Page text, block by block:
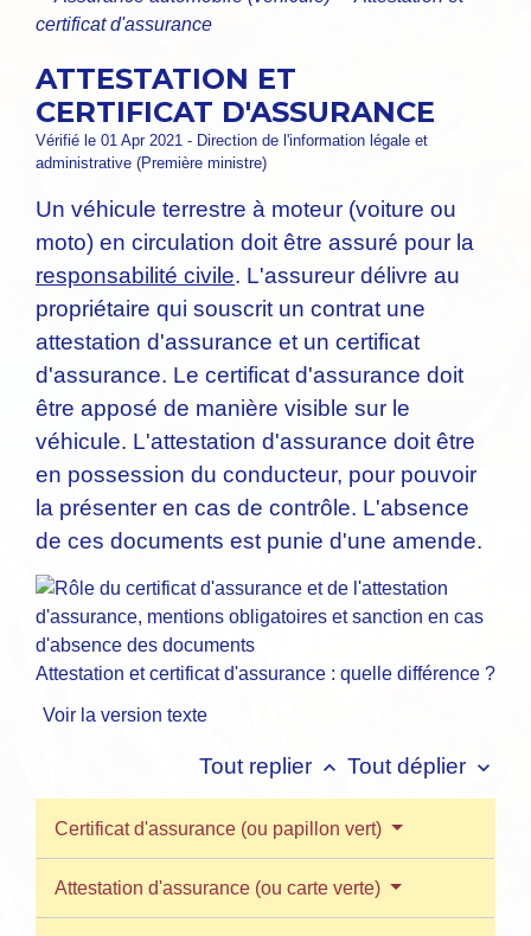
certificat d'assurance
ATTESTATION ET
CERTIFICAT D'ASSURANCE
Vérifié le 01 Apr 2021 - Direction de l'information légale et
administrative (Première ministre)
Un véhicule terrestre à moteur (voiture ou
moto) en circulation doit être assuré pour la
responsabilité civile. L'assureur délivre au
propriétaire qui souscrit un contrat une
attestation d'assurance et un certificat
d'assurance. Le certificat d'assurance doit
être apposé de manière visible sur le
véhicule. L'attestation d'assurance doit être
en possession du conducteur, pour pouvoir
la présenter en cas de contrôle. L'absence
de ces documents est punie d'une amende.
Attestation et certificat d'assurance : quelle différence ?
Voir la version texte
Tout replier keyboard_arrow_up Tout déplier keyboard_arrow_down
Certificat d'assurance (ou papillon vert)
Attestation d'assurance (ou carte verte)